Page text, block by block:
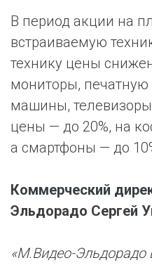
В период акции на
встраиваемую
технику цены
мониторы, печатную
машины,
цены — до 20%, на
а смартфоны — до
Коммерческий
Эльдорадо Сергей
«М.Видео-Эльдорадо